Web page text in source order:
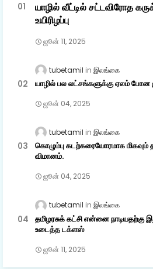
யாழில் வீட்டில் சட்டவிரோத
உயிரிழப்பு
ஜூன் 11, 2025
tubetamil இலங்கை
யாழில் பல லட்சங்களுக்கு ஏலம் போன
ஜூன் 04, 2025
tubetamil இலங்கை
கொழும்பு கடற்கரையோரமாக மிகவும்
விமானம்.
ஜூன் 04, 2025
tubetamil இலங்கை
தமிழரசுக் கட்சி என்னை
உடைத்த டக்ளஸ்
ஜூன் 11, 2025